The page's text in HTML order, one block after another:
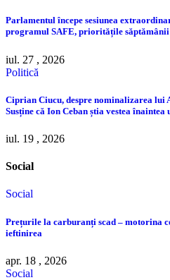
Parlamentul începe sesiunea
programul SAFE, prioritățile săptămânii
iul. 27 , 2026
Politică
Ciprian Ciucu, despre nominalizarea lui
Susține că Ion Ceban știa vestea
iul. 19 , 2026
Social
Social
Prețurile la carburanți scad – motorina
ieftinirea
apr. 18 , 2026
Social